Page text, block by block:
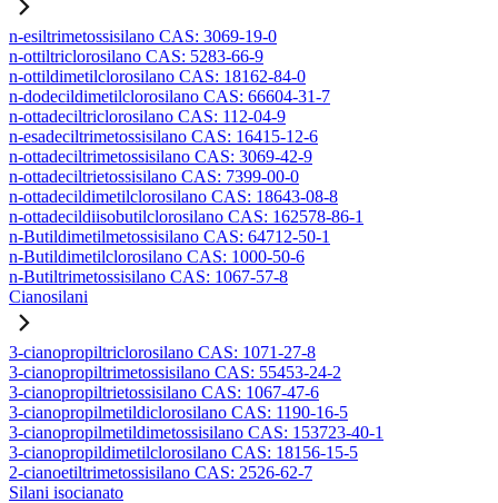
n-esiltrimetossisilano CAS: 3069-19-0
n-ottiltriclorosilano CAS: 5283-66-9
n-ottildimetilclorosilano CAS: 18162-84-0
n-dodecildimetilclorosilano CAS: 66604-31-7
n-ottadeciltriclorosilano CAS: 112-04-9
n-esadeciltrimetossisilano CAS: 16415-12-6
n-ottadeciltrimetossisilano CAS: 3069-42-9
n-ottadeciltrietossisilano CAS: 7399-00-0
n-ottadecildimetilclorosilano CAS: 18643-08-8
n-ottadecildiisobutilclorosilano CAS: 162578-86-1
n-Butildimetilmetossisilano CAS: 64712-50-1
n-Butildimetilclorosilano CAS: 1000-50-6
n-Butiltrimetossisilano CAS: 1067-57-8
Cianosilani
3-cianopropiltriclorosilano CAS: 1071-27-8
3-cianopropiltrimetossisilano CAS: 55453-24-2
3-cianopropiltrietossisilano CAS: 1067-47-6
3-cianopropilmetildiclorosilano CAS: 1190-16-5
3-cianopropilmetildimetossisilano CAS: 153723-40-1
3-cianopropildimetilclorosilano CAS: 18156-15-5
2-cianoetiltrimetossisilano CAS: 2526-62-7
Silani isocianato